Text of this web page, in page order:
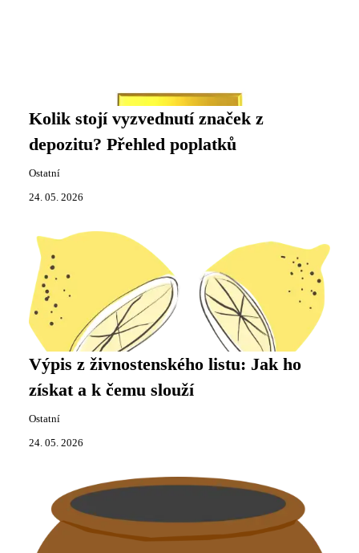
Kolik stojí vyzvednutí značek z
depozitu? Přehled poplatků
Ostatní
24. 05. 2026
Výpis z živnostenského listu: Jak ho
získat a k čemu slouží
Ostatní
24. 05. 2026